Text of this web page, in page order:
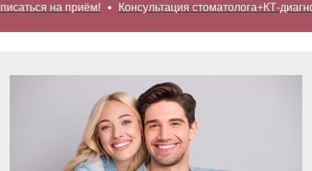
на приём! Консультация стоматолога+КТ-
Записаться